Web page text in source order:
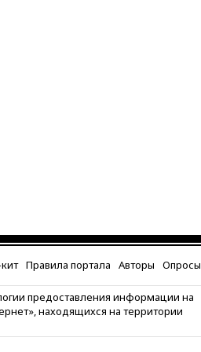
Правила портала Авторы Опросы
предоставления информации на
находящихся на территории